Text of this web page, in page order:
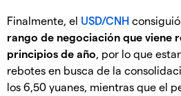
Finalmente, el USD/CNH
rango de negociación que viene
principios de año, por lo que
rebotes en busca de la
los 6,50 yuanes, mientras que el